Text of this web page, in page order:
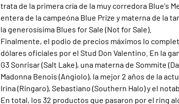
trata de la primera cría de la muy corredora Blue's
entera de la campeóna Blue Prize y materna de la
la generosísima Blues for Sale (Not for Sale).
Finalmente, el podio de precios máximos lo
dólares oficiales por el Stud Don Valentino. En la
G3 Sonrisar (Salt Lake), una materna de Sommite
Madonna Benois (Angiolo), la mejor 2 años de la
Irina (Ringaro), Sebastiano (Southern Halo) y el
En total, los 32 productos que pasaron por el ring